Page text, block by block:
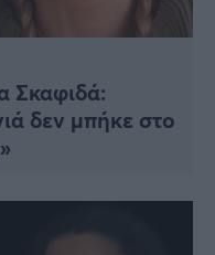
Σκαφιδά:
δεν μπήκε στο